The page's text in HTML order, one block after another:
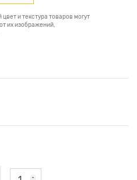
и текстура товаров могут
их изображений,